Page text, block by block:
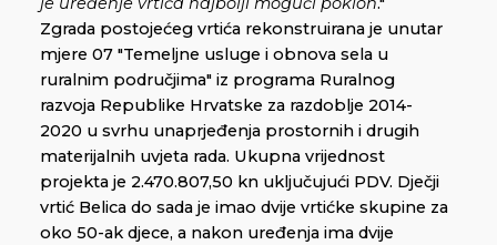
Zgrada postojećeg vrtića rekonstruirana je unutar
mjere 07 "Temeljne usluge i obnova sela u
ruralnim područjima" iz programa Ruralnog
razvoja Republike Hrvatske za razdoblje 2014-
2020 u svrhu unaprjeđenja prostornih i drugih
materijalnih uvjeta rada. Ukupna vrijednost
projekta je 2.470.807,50 kn uključujući PDV. Dječji
vrtić Belica do sada je imao dvije vrtićke skupine za
oko 50-ak djece, a nakon uređenja ima dvije